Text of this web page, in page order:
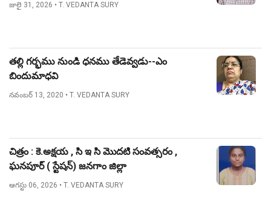
జులై 31, 2026 • T. VEDANTA SURY
తల్లి గర్భము నుండి ధనము తేడెవ్వడు--ఎం
బిందుమాధవి
నవంబర్ 13, 2020 • T. VEDANTA SURY
చిత్రం : కె.అక్షయ , సి ఇ సి మొదటి సంవత్సరం ,
ఘనపూర్ ( స్టేషన్) జనగాం జిల్లా
ఆగస్టు 06, 2026 • T. VEDANTA SURY